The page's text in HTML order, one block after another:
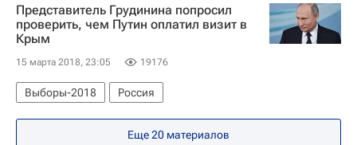
Атлетик (Бильбао)
Динамо (Киев)
Лацио
Олимпик (Марсель)
Лукас Лейва
Представитель Грудинина попросил
проверить, чем Путин оплатил визит в
Крым
15 марта 2018, 23:05 19176
Выборы-2018 Россия
Еще 20 материалов